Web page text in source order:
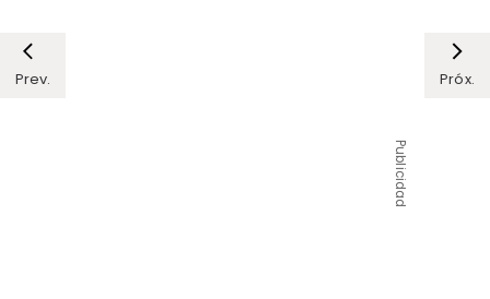
Prev. Próx.
Publicidad